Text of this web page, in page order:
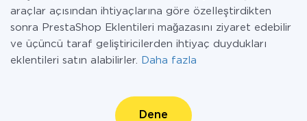
araçlar açısından ihtiyaçlarına göre özelleştirdikten
sonra PrestaShop Eklentileri mağazasını ziyaret edebilir
ve üçüncü taraf geliştiricilerden ihtiyaç duydukları
eklentileri satın alabilirler.
Daha fazla
Dene